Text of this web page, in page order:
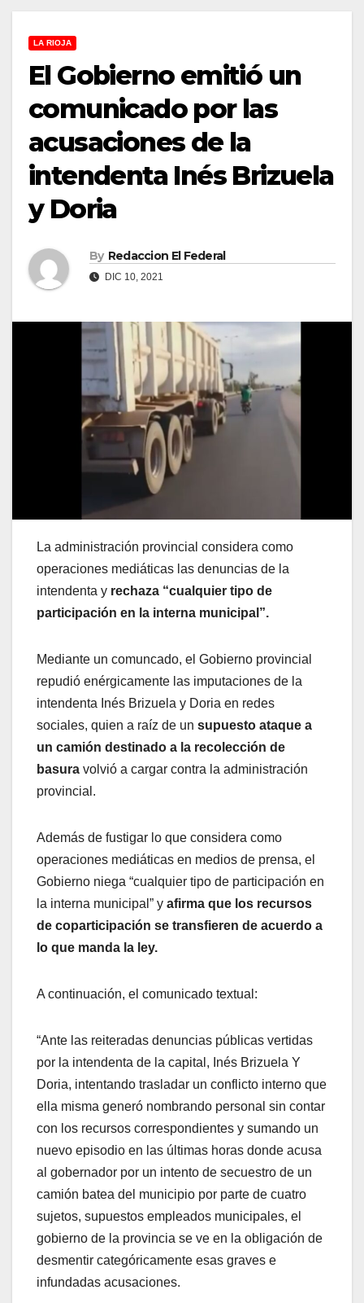
LA RIOJA
El Gobierno emitió un
comunicado por las
acusaciones de la
intendenta Inés Brizuela
y Doria
By Redaccion El Federal
DIC 10, 2021
La administración provincial considera como
operaciones mediáticas las denuncias de la
intendenta y rechaza “cualquier tipo de
participación en la interna municipal”.
Mediante un comuncado, el Gobierno provincial
repudió enérgicamente las imputaciones de la
intendenta Inés Brizuela y Doria en redes
sociales, quien a raíz de un supuesto ataque a
un camión destinado a la recolección de
basura volvió a cargar contra la administración
provincial.
Además de fustigar lo que considera como
operaciones mediáticas en medios de prensa, el
Gobierno niega “cualquier tipo de participación en
la interna municipal” y afirma que los recursos
de coparticipación se transfieren de acuerdo a
lo que manda la ley.
A continuación, el comunicado textual:
“Ante las reiteradas denuncias públicas vertidas
por la intendenta de la capital, Inés Brizuela Y
Doria, intentando trasladar un conflicto interno que
ella misma generó nombrando personal sin contar
con los recursos correspondientes y sumando un
nuevo episodio en las últimas horas donde acusa
al gobernador por un intento de secuestro de un
camión batea del municipio por parte de cuatro
sujetos, supuestos empleados municipales, el
gobierno de la provincia se ve en la obligación de
desmentir categóricamente esas graves e
infundadas acusaciones.